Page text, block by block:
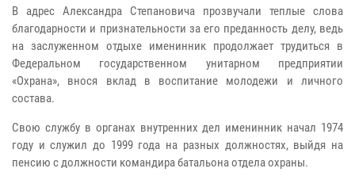
В адрес Александра Степановича прозвучали теплые слова
благодарности и признательности за его преданность делу, ведь
на заслуженном отдыхе именинник продолжает трудиться в
Федеральном государственном унитарном предприятии
«Охрана», внося вклад в воспитание молодежи и личного
состава.
Свою службу в органах внутренних дел именинник начал 1974
году и служил до 1999 года на разных должностях, выйдя на
пенсию с должности командира батальона отдела охраны.